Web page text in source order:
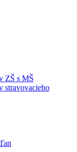
ZŠ s MŠ
stravovacieho